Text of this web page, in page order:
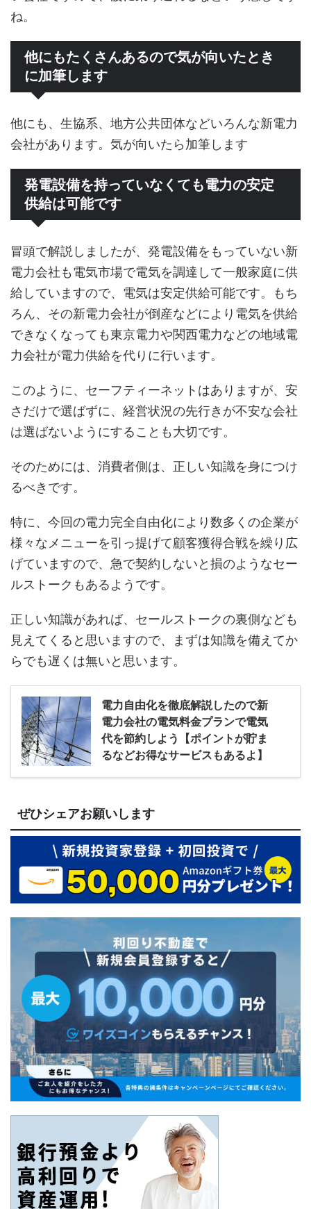
ね。
他にもたくさんあるので気が向いたとき
に加筆します
他にも、生協系、地方公共団体などいろんな新電力
会社があります。気が向いたら加筆します
発電設備を持っていなくても電力の安定
供給は可能です
冒頭で解説しましたが、発電設備をもっていない新
電力会社も電気市場で電気を調達して一般家庭に供
給していますので、電気は安定供給可能です。もち
ろん、その新電力会社が倒産などにより電気を供給
できなくなっても東京電力や関西電力などの地域電
力会社が電力供給を代りに行います。
このように、セーフティーネットはありますが、安
さだけで選ばずに、経営状況の先行きが不安な会社
は選ばないようにすることも大切です。
そのためには、消費者側は、正しい知識を身につけ
るべきです。
特に、今回の電力完全自由化により数多くの企業が
様々なメニューを引っ提げて顧客獲得合戦を繰り広
げていますので、急で契約しないと損のようなセー
ルストークもあるようです。
正しい知識があれば、セールストークの裏側なども
見えてくると思いますので、まずは知識を備えてか
らでも遅くは無いと思います。
電力自由化を徹底解説したので新
電力会社の電気料金プランで電気
代を節約しよう【ポイントが貯ま
るなどお得なサービスもあるよ】
ぜひシェアお願いします